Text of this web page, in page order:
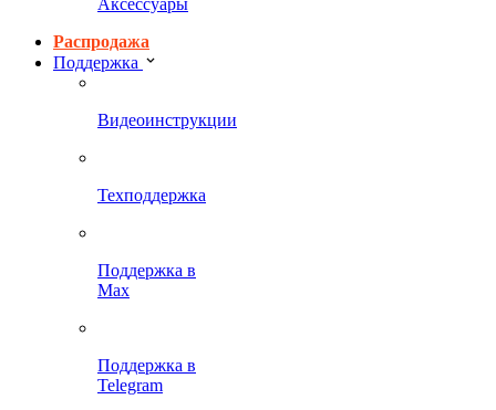
Аксессуары
Распродажа
Поддержка
Видеоинструкции
Техподдержка
Поддержка в
Max
Поддержка в
Telegram